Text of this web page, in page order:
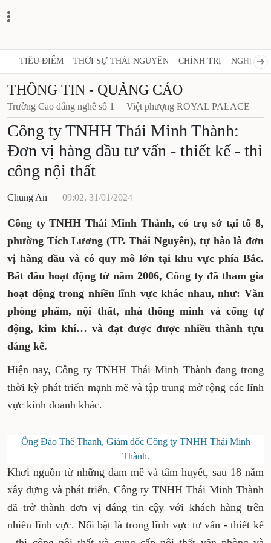
TIÊU ĐIỂM THỜI SỰ THÁI NGUYÊN CHÍNH TRỊ NGHỊ
THÔNG TIN - QUẢNG CÁO
Trường Cao đẳng nghề số 1 Việt phượng ROYAL PALACE
Công ty TNHH Thái Minh Thành:
Đơn vị hàng đầu tư vấn - thiết kế - thi
công nội thất
Chung An 09:02, 31/01/2024
Công ty TNHH Thái Minh Thành, có trụ sở tại tổ 8,
phường Tích Lương (TP. Thái Nguyên), tự hào là đơn
vị hàng đầu và có quy mô lớn tại khu vực phía Bắc.
Bắt đầu hoạt động từ năm 2006, Công ty đã tham gia
hoạt động trong nhiều lĩnh vực khác nhau, như: Văn
phòng phẩm, nội thất, nhà thông minh và cổng tự
động, kim khí… và đạt được được nhiều thành tựu
đáng kể.
Hiện nay, Công ty TNHH Thái Minh Thành đang trong
thời kỳ phát triển mạnh mẽ và tập trung mở rộng các lĩnh
vực kinh doanh khác.
Ông Đào Thế Thanh, Giám đốc Công ty TNHH Thái Minh
Thành.
Khơi nguồn từ những đam mê và tâm huyết, sau 18 năm
xây dựng và phát triển, Công ty TNHH Thái Minh Thành
đã trở thành đơn vị đáng tin cậy với khách hàng trên
nhiều lĩnh vực. Nổi bật là trong lĩnh vực tư vấn - thiết kế